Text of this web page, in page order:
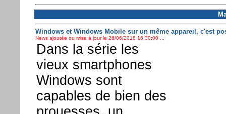
Windows et Windows Mobile sur un même appareil, c'est
News ajoutée ou mise à jour le 26/06/2018 16:30:00 ...
Dans la série les
vieux smartphones
Windows sont
capables de bien des